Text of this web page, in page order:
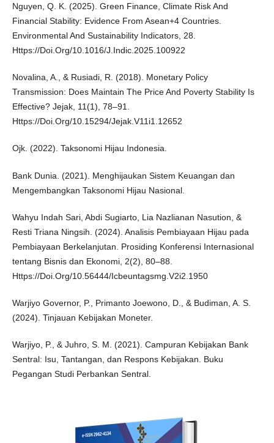
Nguyen, Q. K. (2025). Green Finance, Climate Risk And
Financial Stability: Evidence From Asean+4 Countries.
Environmental And Sustainability Indicators, 28.
Https://Doi.Org/10.1016/J.Indic.2025.100922
Novalina, A., & Rusiadi, R. (2018). Monetary Policy
Transmission: Does Maintain The Price And Poverty Stability Is
Effective? Jejak, 11(1), 78–91.
Https://Doi.Org/10.15294/Jejak.V11i1.12652
Ojk. (2022). Taksonomi Hijau Indonesia.
Bank Dunia. (2021). Menghijaukan Sistem Keuangan dan
Mengembangkan Taksonomi Hijau Nasional.
Wahyu Indah Sari, Abdi Sugiarto, Lia Nazlianan Nasution, &
Resti Triana Ningsih. (2024). Analisis Pembiayaan Hijau pada
Pembiayaan Berkelanjutan. Prosiding Konferensi Internasional
tentang Bisnis dan Ekonomi, 2(2), 80–88.
Https://Doi.Org/10.56444/Icbeuntagsmg.V2i2.1950
Warjiyo Governor, P., Primanto Joewono, D., & Budiman, A. S.
(2024). Tinjauan Kebijakan Moneter.
Warjiyo, P., & Juhro, S. M. (2021). Campuran Kebijakan Bank
Sentral: Isu, Tantangan, dan Respons Kebijakan. Buku
Pegangan Studi Perbankan Sentral.